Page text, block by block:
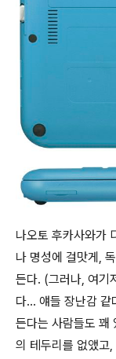
나오토 후카사와가
나 명성에 걸맛게,
든다. (그러나, 여기
다... 얘들 장난감
든다는 사람들도 꽤
의 테두리를 없앴고